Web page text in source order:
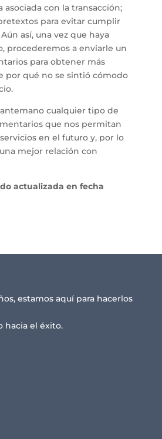
asociada con la transacción;
para evitar cumplir
así, una vez que haya
procederemos a enviarle un
para obtener más
por qué no se sintió cómodo
cualquier tipo de
que nos permitan
en el futuro y, por lo
mejor relación con
actualizada en fecha
estamos aquí para hacerlos
hacia el éxito.